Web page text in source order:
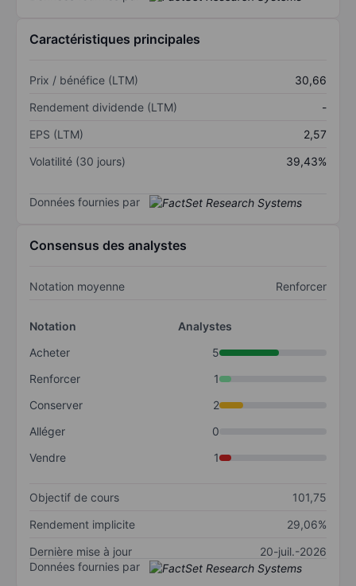
Caractéristiques principales
Prix / bénéfice (LTM)
30,66
Rendement dividende (LTM)
-
EPS (LTM)
2,57
Volatilité (30 jours)
39,43%
Données fournies par
Consensus des analystes
Notation moyenne Renforcer
Notation
Analystes
Acheter
5
Renforcer
1
Conserver
2
Alléger
0
Vendre
1
Objectif de cours
101,75
Rendement implicite
29,06%
Dernière mise à jour
20-juil.-2026
Données fournies par